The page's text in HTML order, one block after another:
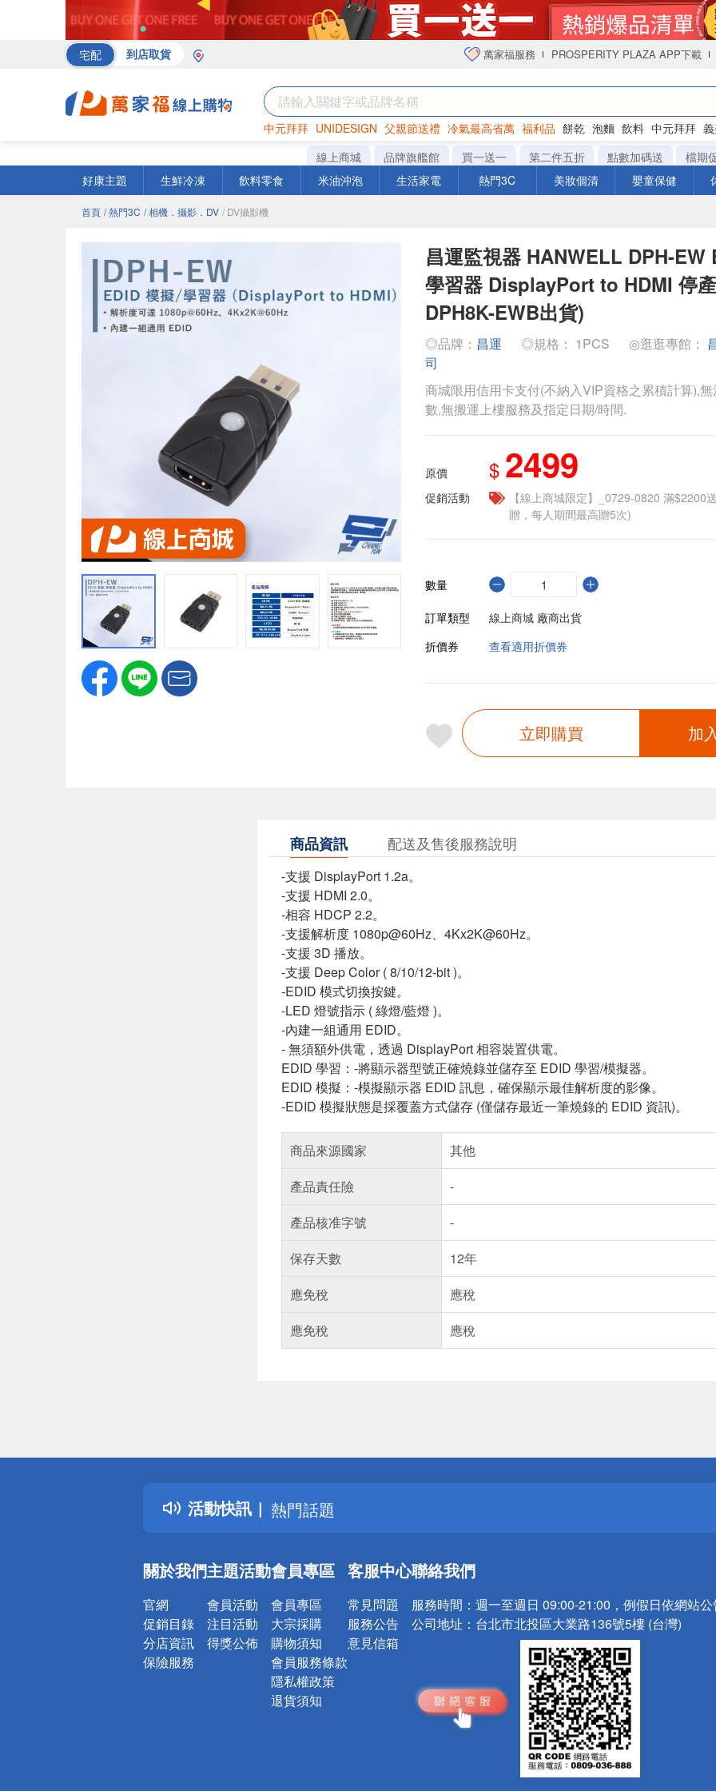
宅配 到店取貨 萬家福服務 PROSPERITY PLAZA APP下載
中元拜拜 UNIDESIGN 父親節送禮 冷氣最高省萬 福利品 餅乾 泡麵 飲料 中元拜拜
巧克力 罐頭 衛生紙
線上商城 品牌旗艦館 買一送一 第二件五折 點數加碼送
檔期
好康主題
生鮮冷凍 飲料零食 米油沖泡 生活家電 熱門3C 美妝個清 嬰童保健
首頁 / 熱門3C / 相機．攝影．DV / DV攝影機
昌運監視器 HANWELL DPH-EW
學習器 DisplayPort to HDMI 停
DPH8K-EWB出貨)
◎品牌： 昌運 ◎規格： 1PCS ◎逛逛專館：
司
商城限用信用卡支付(不納入VIP資格之累積計算),
數,無搬運上樓服務及指定日期/時間.
原價 $ 2499
促銷活動
【線上商城限定】_0729-0820 滿$2200
贈，每人期間最高贈5次)
數量
訂單類型
線上商城 廠商出貨
折價券
查看適用折價券
立即購買 加
商品資訊 配送及售後服務說明
-支援 DisplayPort 1.2a。
-支援 HDMI 2.0。
-相容 HDCP 2.2。
-支援解析度 1080p@60Hz、4Kx2K@60Hz。
-支援 3D 播放。
-支援 Deep Color ( 8/10/12-bit )。
-EDID 模式切換按鍵。
-LED 燈號指示 ( 綠燈/藍燈 )。
-內建一組通用 EDID。
- 無須額外供電，透過 DisplayPort 相容裝置供電。
EDID 學習：-將顯示器型號正確燒錄並儲存至 EDID 學習/模擬器。
EDID 模擬：-模擬顯示器 EDID 訊息，確保顯示最佳解析度的影像。
-EDID 模擬狀態是採覆蓋方式儲存 (僅儲存最近一筆燒錄的 EDID 資訊)。
商品來源國家
其他
產品責任險
-
產品核准字號
-
保存天數
12年
應免稅
應稅
應免稅
應稅
活動快訊
詐騙網頁！請小心！
得獎公告
熱門話題
銀行優惠
詐騙網頁！請小心！
關於我們
官網
促銷目錄
分店資訊
保險服務
主題活動
會員活動
注目活動
得獎公佈
會員專區
會員專區
大宗採購
購物須知
會員服務條款
隱私權政策
退貨須知
客服中心
常見問題
服務公告
意見信箱
聯絡我們
服務時間： 週一至週日 09:00-21:00，例假日依網站
公司地址： 台北市北投區大業路136號5樓 (台灣)